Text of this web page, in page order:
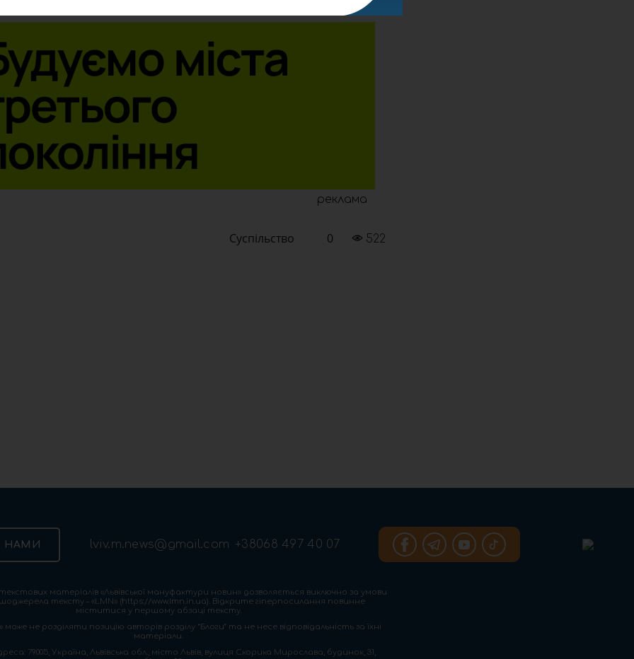
реклама
Суспільство 0 522
НАМИ lviv.m.news@gmail.com +38068 497 40 07
матеріалів «Львівської мануфактури новин» дозволяється виключно за умови
тексту – «LMN» (https://www.lmn.in.ua). Відкрите гіперпосилання повинне
міститися у першому абзаці тексту.
може не розділяти позицію авторів розділу “Блоги” та не несе відповідальність за їхні
матеріали.
79005, Україна, Львівська обл., місто Львів, вулиця Скорика Мирослава, будинок, 31,